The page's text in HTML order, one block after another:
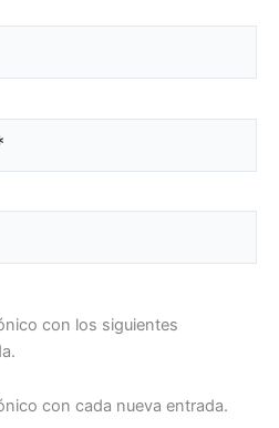
con los siguientes
con cada nueva entrada.